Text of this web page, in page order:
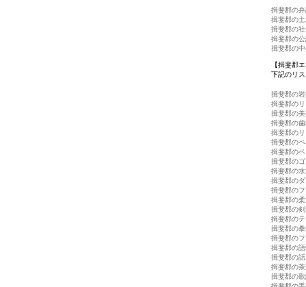
揖斐郡の
揖斐郡の
揖斐郡の
揖斐郡の
揖斐郡の
【揖斐郡
下記のリ
揖斐郡の
揖斐郡の
揖斐郡の
揖斐郡の
揖斐郡の
揖斐郡の
揖斐郡の
揖斐郡の
揖斐郡の
揖斐郡の
揖斐郡の
揖斐郡の
揖斐郡の
揖斐郡の
揖斐郡の
揖斐郡の
揖斐郡の
揖斐郡の
揖斐郡の
揖斐郡の